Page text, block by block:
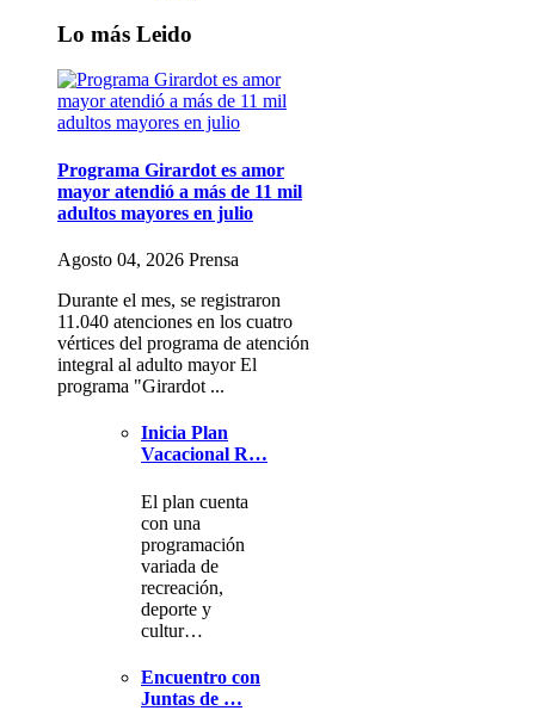
Lo más Leido
Programa Girardot es amor
mayor atendió a más de 11 mil
adultos mayores en julio
Agosto 04, 2026 Prensa
Durante el mes, se registraron
11.040 atenciones en los cuatro
vértices del programa de atención
integral al adulto mayor El
programa "Girardot ...
Inicia Plan
Vacacional R…
El plan cuenta
con una
programación
variada de
recreación,
deporte y
cultur…
Encuentro con
Juntas de …